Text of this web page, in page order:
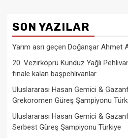
SON YAZILAR
Yarım asrı geçen Doğanşar Ahmet
20. Vezirköprü Kunduz Yağlı
finale kalan başpehlivanlar
Uluslararası Hasan Gemici &
Grekoromen Güreş Şampiyonu
Uluslararası Hasan Gemici &
Serbest Güreş Şampiyonu Türkiye